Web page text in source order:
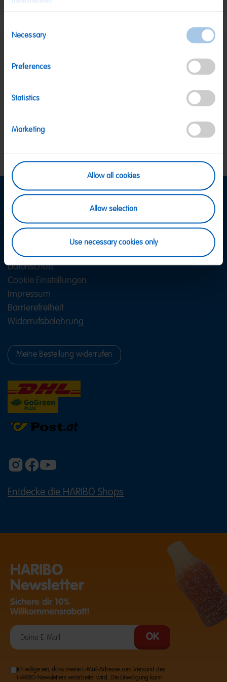
Selection
Necessary
Preferences
Statistics
Marketing
Allow all cookies
Allow selection
Use necessary cookies only
PayPal, Klarna Sofortüberweisung, Klarna
+49
Informationen
Versand & Zahlung
FAQ
AGB
Datenschutz
Cookie Einstellungen
Impressum
Barrierefreiheit
Widerrufsbelehrung
Meine Bestellung widerrufen
Entdecke die HARIBO Shops
HARIBO
Newsletter
Sichere dir 10%
Willkommensrabatt!
Ich willige ein, dass meine E-Mail-Adresse zum Versand des
HARIBO-Newsletters verarbeitet wird. Die Einwilligung kann